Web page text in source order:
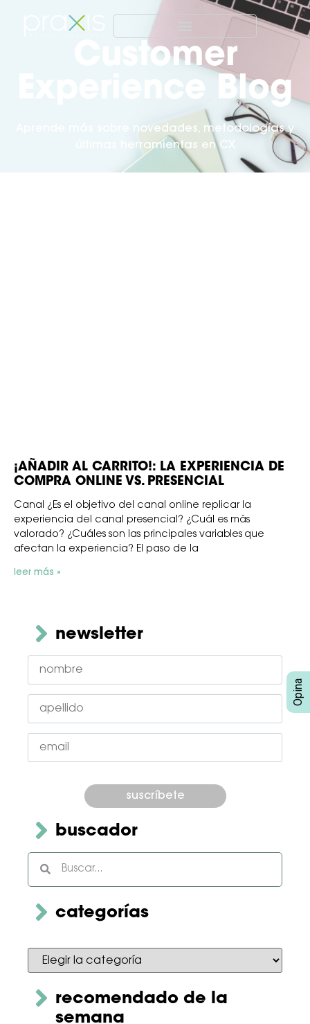
Customer
Experience Blog
Aprende más sobre novedades, metodologías y
últimas herramientas en CX
¡AÑADIR AL CARRITO!: LA EXPERIENCIA DE
COMPRA ONLINE VS. PRESENCIAL
Canal ¿Es el objetivo del canal online replicar la
experiencia del canal presencial? ¿Cuál es más
valorado? ¿Cuáles son las principales variables que
afectan la experiencia? El paso de la
leer más »
newsletter
campo
vacío.buscador
categorías
recomendado de la
semana